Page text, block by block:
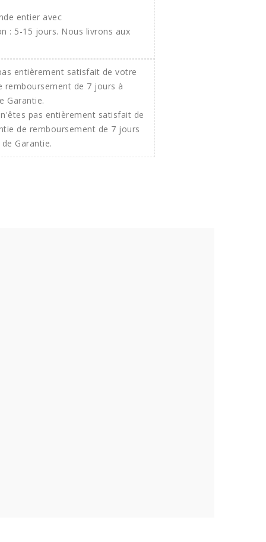
entier avec
: 5-15 jours. Nous livrons aux
pas entièrement satisfait de
de remboursement de 7 jours
Garantie.